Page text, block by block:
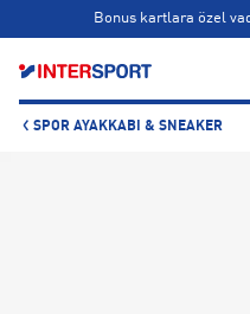
Bonus kartlara özel
SPOR AYAKKABI & SNEAKER